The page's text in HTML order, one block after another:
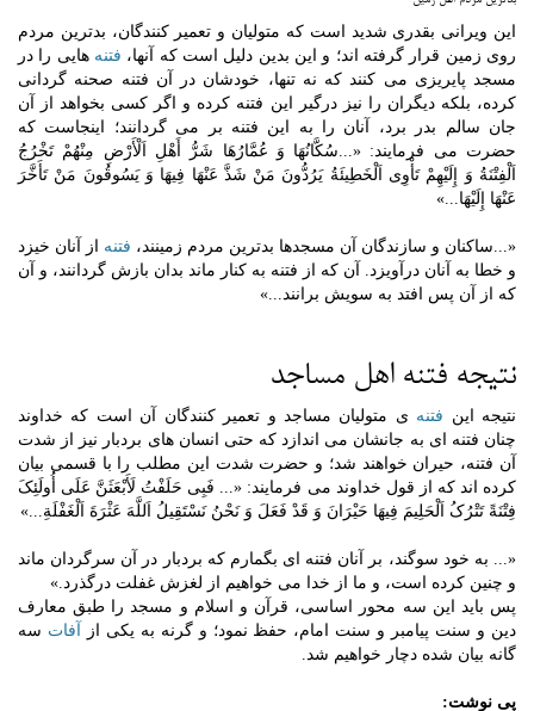
این ویرانی بقدری شدید است که متولیان و تعمیر کنندگان، بدترین مردم
روی زمین قرار گرفته اند؛ و این بدین دلیل است که آنها، فتنه هایی را در
مسجد پایریزی می کنند که نه تنها، خودشان در آن فتنه صحنه گردانی
کرده، بلکه دیگران را نیز درگیر این فتنه کرده و اگر کسی بخواهد از آن
جان سالم بدر برد، آنان را به این فتنه بر می گردانند؛ اینجاست که
حضرت می فرمایند: «...سُکَّانُهَا وَ عُمَّارُهَا شَرُّ أَهْلِ اَلْأَرْضِ مِنْهُمْ تَخْرُجُ
اَلْفِتْنَةُ وَ إِلَیْهِمْ تَأْوِی اَلْخَطِیئَةُ یَرُدُّونَ مَنْ شَذَّ عَنْهَا فِیهَا وَ یَسُوقُونَ مَنْ تَأَخَّرَ
عَنْهَا إِلَیْهَا...»
«...ساکنان و سازندگان آن مسجدها بدترین مردم زمینند، فتنه از آنان خیزد
و خطا به آنان درآویزد. آن که از فتنه به کنار ماند بدان بازش گردانند، و آن
که از آن پس افتد به سویش برانند...»
نتیجه فتنه اهل مساجد
نتیجه این فتنه ی متولیان مساجد و تعمیر کنندگان آن است که خداوند
چنان فتنه ای به جانشان می اندازد که حتی انسان های بردبار نیز از شدت
آن فتنه، حیران خواهند شد؛ و حضرت شدت این مطلب را با قسمی بیان
کرده اند که از قول خداوند می فرمایند: «... فَبِی حَلَفْتُ لَأَبْعَثَنَّ عَلَى أُولَئِکَ
فِتْنَةً تَتْرُکُ اَلْحَلِیمَ فِیهَا حَیْرَانَ وَ قَدْ فَعَلَ وَ نَحْنُ نَسْتَقِیلُ اَللَّهَ عَثْرَةَ اَلْغَفْلَةِ.
..»
«... به خود سوگند، بر آنان فتنه اى بگمارم که بردبار در آن سرگردان ماند
و چنین کرده است، و ما از خدا مى خواهیم از لغزش غفلت درگذرد.»
پس باید این سه محور اساسی، قرآن و اسلام و مسجد را طبق معارف
دین و سنت پیامبر و سنت امام، حفظ نمود؛ و گرنه به یکی از
آفات سه
گانه بیان شده دچار خواهیم شد.
پی نوشت: